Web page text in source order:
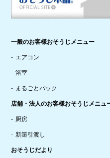
一般のお客様おそうじメニュー
エアコン
浴室
まるごとパック
店舗・法人のお客様おそうじメニュ
厨房
新築引渡し
おそうじだより